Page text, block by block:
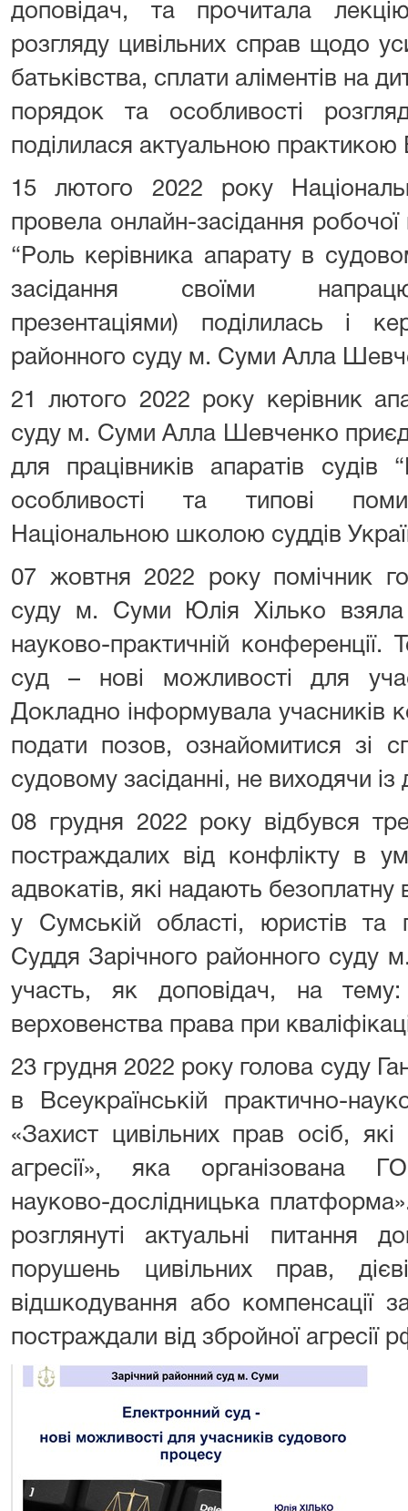
доповідач, та прочитала
розгляду цивільних справ щодо
батьківства, сплати аліментів на
порядок та особливості
поділилася актуальною
15 лютого 2022 року
провела онлайн-засідання робочої
“Роль керівника апарату в
засідання своїми
презентаціями) поділилась і
районного суду м. Суми Алла
21 лютого 2022 року керівник
суду м. Суми Алла Шевченко
для працівників апаратів судів
особливості та типові
Національною школою суддів
07 жовтня 2022 року помічник
суду м. Суми Юлія Хілько
науково-практичній конференції.
суд – нові можливості для
Докладно інформувала учасників
подати позов, ознайомитися зі
судовому засіданні, не виходячи із
08 грудня 2022 року відбувся
постраждалих від конфлікту в
адвокатів, які надають
у Сумській області, юристів та
Суддя Зарічного районного суду
участь, як доповідач, на тему:
верховенства права при
23 грудня 2022 року голова суду
в Всеукраїнській практично-
«Захист цивільних прав осіб,
агресії», яка організована ГО
науково-дослідницька
розглянуті актуальні питання
порушень цивільних прав,
відшкодування або компенсації
постраждали від збройної агресії